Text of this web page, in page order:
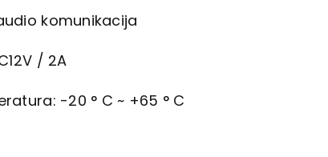
komunikacija
/ 2A
-20 ° C ~ +65 ° C